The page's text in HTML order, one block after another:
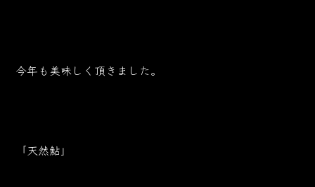
今年も美味しく頂きました。
「天然鮎」